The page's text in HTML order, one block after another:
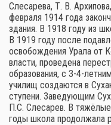
Слесарева, Т. В.
февраля 1914 года
здания. В 1918 году из
В 1919 году после
освобождения Урала от
власти, проведена
образования, с 3-4-
училищ создаются в
ступени. Заведующим
П.С. Слесарев. В
годы школа продолжала